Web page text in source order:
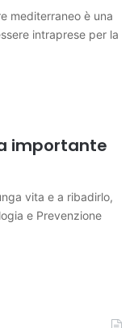
mediterraneo è una
intraprese per la
importante
vita e a ribadirlo,
e Prevenzione